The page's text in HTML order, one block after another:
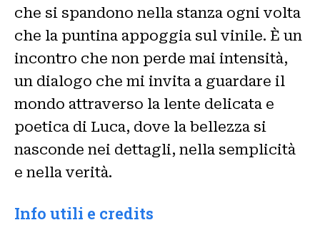
che si spandono nella stanza ogni volta
che la puntina appoggia sul vinile. È un
incontro che non perde mai intensità,
un dialogo che mi invita a guardare il
mondo attraverso la lente delicata e
poetica di Luca, dove la bellezza si
nasconde nei dettagli, nella semplicità
e nella verità.
Info utili e credits